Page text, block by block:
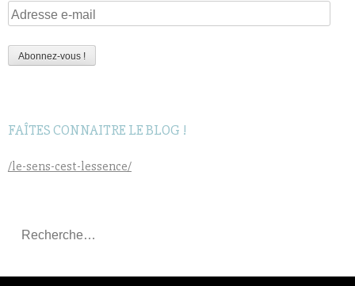
Adresse
e-
mail
Abonnez-vous !
FAÎTES CONNAITRE LE BLOG !
/le-sens-cest-lessence/